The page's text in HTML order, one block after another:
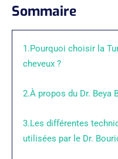
Sommaire
1.Pourquoi choisir la
cheveux ?
2.À propos du Dr. Beya
3.Les différentes
utilisées par le Dr.